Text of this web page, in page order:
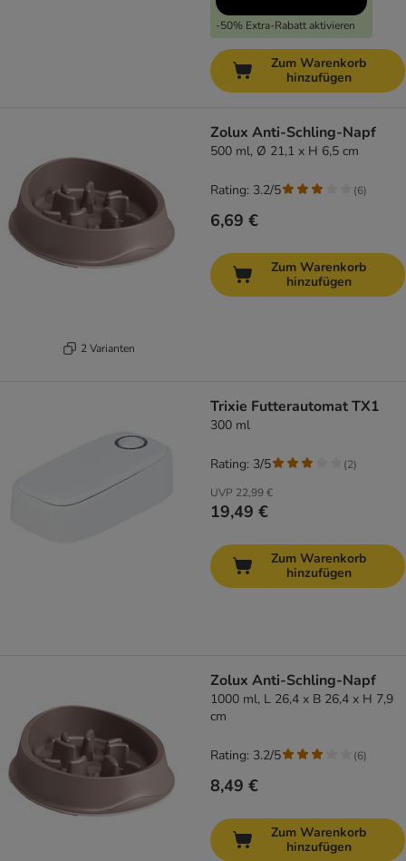
-50% Extra-Rabatt aktivieren
Zum Warenkorb
hinzufügen
2 Varianten
Zolux Anti-Schling-Napf
500 ml, Ø 21,1 x H 6,5 cm
6,69 €
Rating: 3.2/5 (6)
Zum Warenkorb
hinzufügen
Trixie Futterautomat TX1
300 ml
UVP 22,99 €
19,49 €
Rating: 3/5 (2)
Zum Warenkorb
hinzufügen
Zolux Anti-Schling-Napf
1000 ml, L 26,4 x B 26,4 x H 7,9
cm
8,49 €
Rating: 3.2/5 (6)
Zum Warenkorb
hinzufügen